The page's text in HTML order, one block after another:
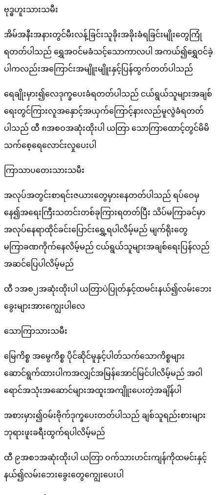
ဗုဒ္ဓဟူးသားသမီး
အိမ်အနီးအနားတွင်မီးလန့်ခြင်းသူခိုးအခိုးခံရခြင်းမျိုးတွေကြုံ
ရတတ်ပါသည် ရွှေအဝင်မခံသင့်သောကာလပါ အကယ်၍ရွှေဝင်ခဲ့
ပါကလည်းအကြောင်းအမျိူးမျိူးနှင့်ပြန်ထွက်တတ်ပါသည်
ရေချိုးမှား၍လေဒုက္ခပေးခံရတတ်ပါသည် ငယ်ရွယ်သူများအချစ်
ရေးတွင်ကြားလူအနှောင့်အယှက်ကြောင့်နားလည်မူလွဲခံရတတ်
ပါသည် ထီ ၈အစဝအဆုံးထိုးပါ ယတြာ သောကြာထောင့်တွင်မိမိ
သက်စေ့ရေလောင်းလှုပေးပါ
ကြာသာပတေးသားသမီး
အလုပ်အတွင်းစာရင်းဇယားတွေမှားနေတတ်ပါသည် ရပ်ဝေမှ
နေ၍အရေးကြီးသတင်းတစ်ခုကြားရတတ်ပြီး သိပ်မကြာခင်မှာ
အလုပ်နေရာထိုင်ခင်းပြောင်းရွှေ့ရပါလိမ့်မည် မျက်ရိုးတွေ
မကြာခဏကိုက်နေလိမ့်မည် ငယ်ရွယ်သူများအချစ်ရေးပြန်လည်
အဆင်ပြေပါလိမ့်မည်
ထီ ၁အစ၂အဆုံးထိုးပါ ယတြာပဲပြုတ်နှင့်ထမင်းနယ်၍လမ်းဘေး
ခွေးများအားကျွေးပါလေ
သောကြာသားသမီး
မြေကိစ္စ အမွေကိစ္စ ပိုင်ဆိုင်မူနှင့်ပါတ်သက်သောကိစ္စများ
ဆောင်ရွက်ထားပါကအလျှင်အမြန်အောင်မြင်ပါလိမ့်မည် အဝါ
ရောင်အသုံးအဆောင်များအထူးအကျိူးပေးတဲ့အချိန်ပါ
အစားမှား၍ဝမ်းဗိုက်ဒုက္ခပေးတတ်ပါသည် ချစ်သူရည်းစားများ
ဘုရားဖူးခရီးထွက်ရပါလိမ့်မည်
ထီ ၉အစ၁အဆုံးထိုးပါ ယတြာ ဝက်သားဟင်းကျန်ကိုထမင်းနှင့်
နယ်၍လမ်းဘေးခွေးတွေကျွေးပေးပါ